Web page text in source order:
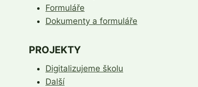
Formuláře
Dokumenty a formuláře
PROJEKTY
Digitalizujeme školu
Další